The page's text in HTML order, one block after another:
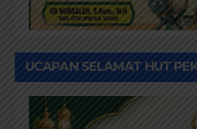
UCAPAN SELAMAT HUT